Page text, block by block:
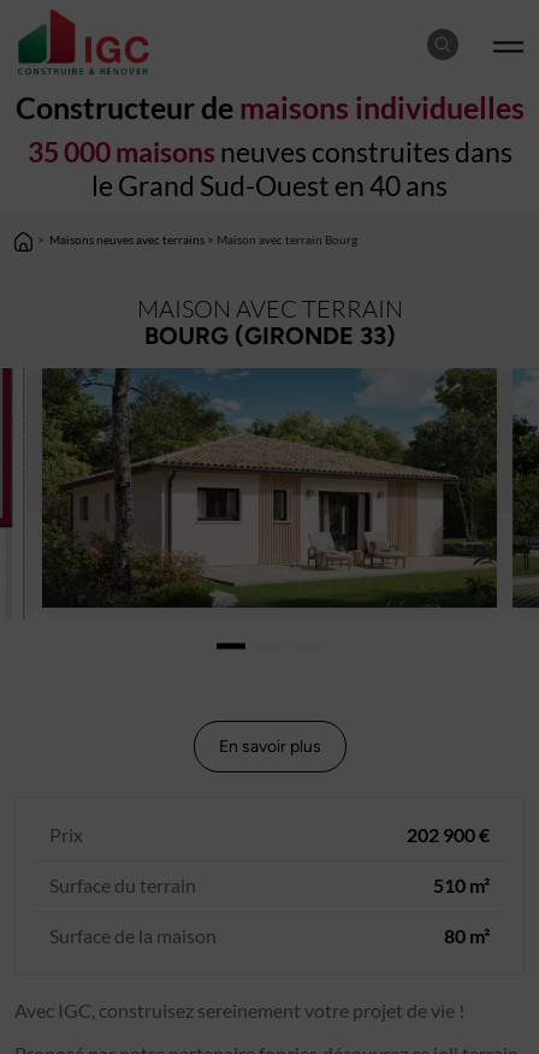
Constructeur de maisons individuelles
35 000 maisons neuves construites dans
le Grand Sud-Ouest en 40 ans
> Maisons neuves avec terrains > Maison avec terrain Bourg
MAISON AVEC TERRAIN
BOURG (GIRONDE 33)
En savoir plus
Prix 202 900 €
Surface du terrain 510 m²
Surface de la maison 80 m²
Avec IGC, construisez sereinement votre projet de vie !